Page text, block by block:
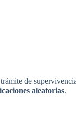
de
aleatorias.